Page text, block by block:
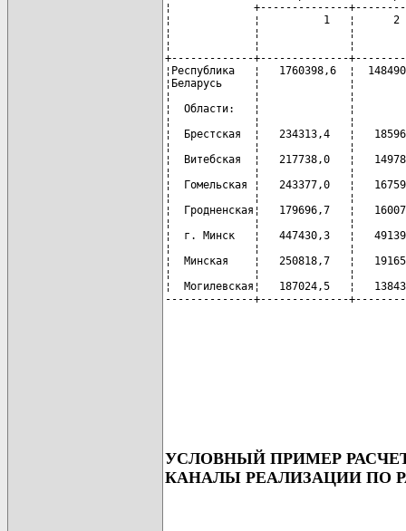
¦             +--------------
¦             ¦          1   ¦
¦             ¦              ¦
¦             ¦              ¦
+-------------+--------------
¦Республика   ¦   1760398,6  ¦
¦Беларусь     ¦              ¦
¦             ¦              ¦
¦  Области:   ¦              ¦
¦             ¦              ¦
¦  Брестская  ¦   234313,4   ¦
¦             ¦              ¦
¦  Витебская  ¦   217738,0   ¦
¦             ¦              ¦
¦  Гомельская ¦   243377,0   ¦
¦             ¦              ¦
¦  Гродненская¦   179696,7   ¦
¦             ¦              ¦
¦  г. Минск   ¦   447430,3   ¦
¦             ¦              ¦
¦  Минская    ¦   250818,7   ¦
¦             ¦              ¦
¦  Могилевская¦   187024,5   ¦
УСЛОВНЫЙ ПРИМЕР
КАНАЛЫ РЕАЛИЗАЦИИ ПО